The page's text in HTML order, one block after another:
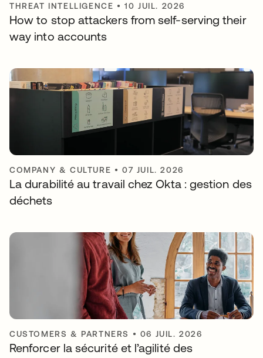
THREAT INTELLIGENCE •10 JUIL. 2026
How to stop attackers from self-serving their
way into accounts
COMPANY & CULTURE •07 JUIL. 2026
La durabilité au travail chez Okta : gestion des
déchets
CUSTOMERS & PARTNERS • 06 JUIL. 2026
Renforcer la sécurité et l’agilité des